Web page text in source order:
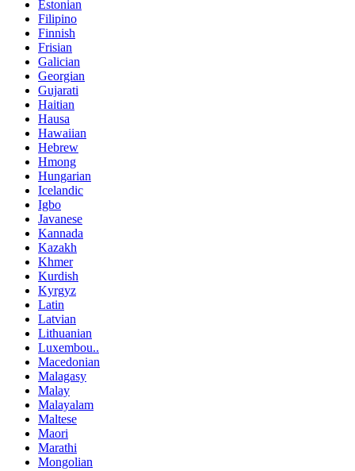
Estonian
Filipino
Finnish
Frisian
Galician
Georgian
Gujarati
Haitian
Hausa
Hawaiian
Hebrew
Hmong
Hungarian
Icelandic
Igbo
Javanese
Kannada
Kazakh
Khmer
Kurdish
Kyrgyz
Latin
Latvian
Lithuanian
Luxembou..
Macedonian
Malagasy
Malay
Malayalam
Maltese
Maori
Marathi
Mongolian